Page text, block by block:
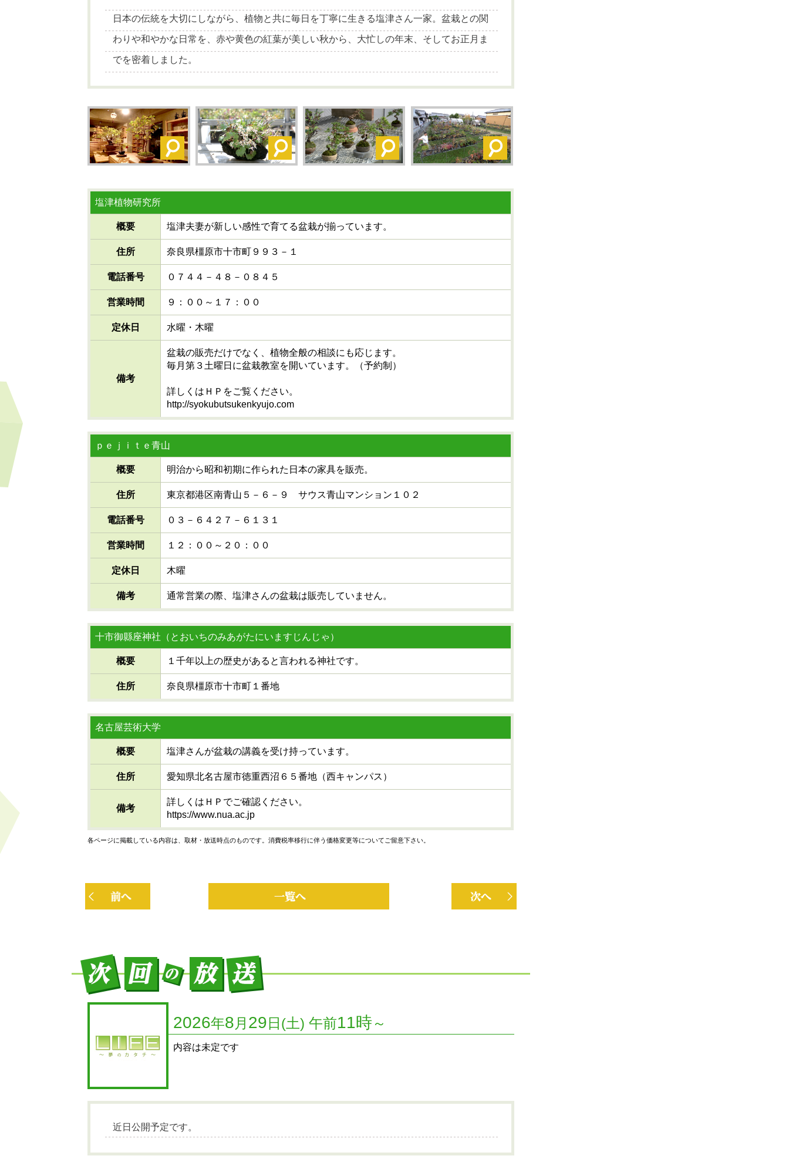
日本の伝統を大切にしながら、植物と共に毎日を丁寧に生きる塩津さん一家。盆栽との関
わりや和やかな日常を、赤や黄色の紅葉が美しい秋から、大忙しの年末、そしてお正月ま
でを密着しました。
塩津植物研究所
概要 塩津夫妻が新しい感性で育てる盆栽が揃っています。
住所 奈良県橿原市十市町９９３－１
電話番号 ０７４４－４８－０８４５
営業時間 ９：００～１７：００
定休日 水曜・木曜
備考
盆栽の販売だけでなく、植物全般の相談にも応じます。
毎月第３土曜日に盆栽教室を開いています。（予約制）
詳しくはＨＰをご覧ください。
http://syokubutsukenkyujo.com
ｐｅｊｉｔｅ青山
概要 明治から昭和初期に作られた日本の家具を販売。
住所 東京都港区南青山５－６－９ サウス青山マンション１０２
電話番号 ０３－６４２７－６１３１
営業時間 １２：００～２０：００
定休日 木曜
備考 通常営業の際、塩津さんの盆栽は販売していません。
十市御縣座神社（とおいちのみあがたにいますじんじゃ）
概要 １千年以上の歴史があると言われる神社です。
住所 奈良県橿原市十市町１番地
名古屋芸術大学
概要 塩津さんが盆栽の講義を受け持っています。
住所 愛知県北名古屋市徳重西沼６５番地（西キャンパス）
備考
詳しくはＨＰでご確認ください。
https://www.nua.ac.jp
各ページに掲載している内容は、取材・放送時点のものです。消費税率移行に伴う価格変更等についてご留意下さい。
一覧へ
2026年8 月 29 日(土) 午前11時 ～
内容は未定です
近日公開予定です。